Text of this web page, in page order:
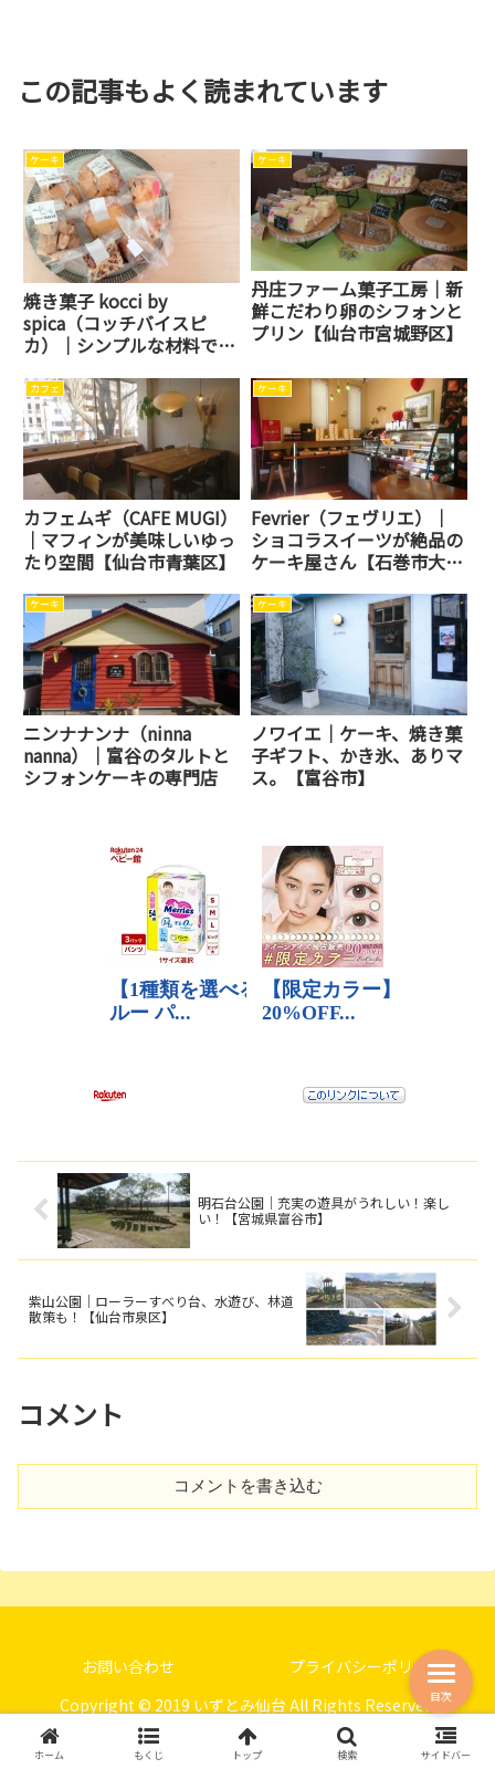
この記事もよく読まれています
ケーキ
焼き菓子 kocci by
spica（コッチバイスピ
カ）｜シンプルな材料で体
青葉区】
ケーキ
丹庄ファーム菓子工房｜新
鮮こだわり卵のシフォンと
プリン【仙台市宮城野区】
カフェ
カフェムギ（CAFE MUGI）
｜マフィンが美味しいゆっ
たり空間【仙台市青葉区】
ケーキ
Fevrier（フェヴリエ）｜
ショコラスイーツが絶品の
ケーキ屋さん【石巻市大街
ケーキ
ニンナナンナ（ninna
nanna）｜富谷のタルトと
シフォンケーキの専門店
ケーキ
ノワイエ｜ケーキ、焼き菓
子ギフト、かき氷、ありマ
ス。【富谷市】
明石台公園｜充実の遊具がうれしい！楽し
い！【宮城県富谷市】
紫山公園｜ローラーすべり台、水遊び、林道
散策も！【仙台市泉区】
コメント
コメントを書き込む
お問い合わせ
プライバシーポリシー
Copyright © 2019 いずとみ仙台 All Rights Reserved.
ホーム もくじ トップ 検索 サイドバー
目次